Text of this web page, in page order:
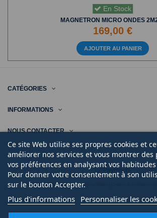
En Stock
MAGNETRON MICRO ONDES
169,00 €
AJOUTER AU PANIER
CATÉGORIES
INFORMATIONS
NOUS CONTACTER
Ce site Web utilise ses propres cookies et
améliorer nos services et vous montrer des
vos préférences en analysant vos
Pour donner votre consentement à son
sur le bouton Accepter.
Plus d'informations Personnaliser les
© 2020 | Midi Pièce Ménager |Mentions légales